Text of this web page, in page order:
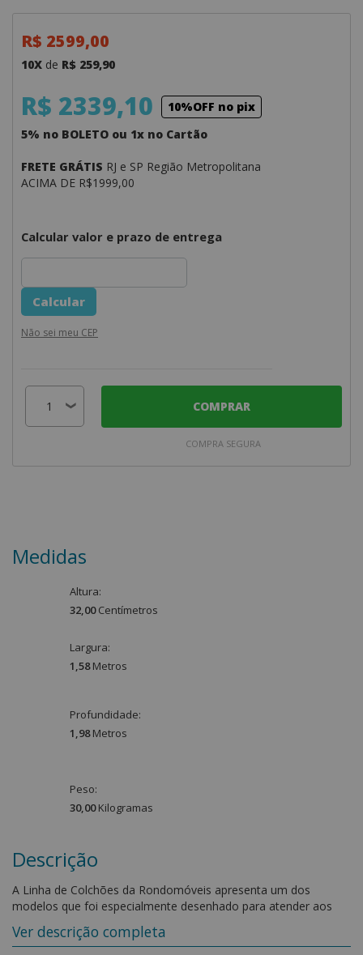
R$ 2599,00
10X de R$ 259,90
R$ 2339,10
10%OFF no pix
5% no BOLETO ou 1x no Cartão
FRETE GRÁTIS RJ e SP Região Metropolitana
ACIMA DE R$1999,00
Calcular valor e prazo de entrega
Não sei meu CEP
COMPRAR
COMPRA SEGURA
Medidas
Altura:
32,00 Centímetros
Largura:
1,58 Metros
Profundidade:
1,98 Metros
Peso:
30,00 Kilogramas
Descrição
A Linha de Colchões da Rondomóveis apresenta um dos
modelos que foi especialmente desenhado para atender aos
escolhem o que há de melhor e mais moderno no mercado.
Ver descrição completa